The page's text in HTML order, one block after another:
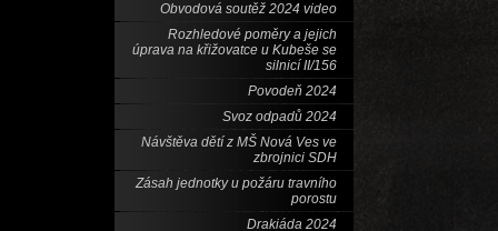
Obvodová soutěž 2024 video
Rozhledové poměry a jejich
úprava na křižovatce u Kubeše se
silnicí II/156
Povodeň 2024
Svoz odpadů 2024
Návštěva dětí z MŠ Nová Ves ve
zbrojnici SDH
Zásah jednotky u požáru travního
porostu
Drakiáda 2024